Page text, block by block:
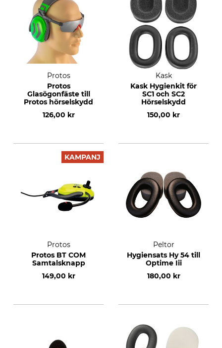
Protos
Protos
Glasögonfäste till
Protos hörselskydd
126,00 kr
Kask
Kask Hygienkit för
SC1 och SC2
Hörselskydd
150,00 kr
KAMPANJ
Protos
Protos BT COM
Samtalsknapp
149,00 kr
Peltor
Hygiensats Hy 54 till
Optime Iii
180,00 kr